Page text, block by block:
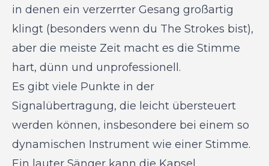
in denen ein verzerrter Gesang großartig
klingt (besonders wenn du The Strokes bist),
aber die meiste Zeit macht es die Stimme
hart, dünn und unprofessionell.
Es gibt viele Punkte in der
Signalübertragung, die leicht übersteuert
werden können, insbesondere bei einem so
dynamischen Instrument wie einer Stimme.